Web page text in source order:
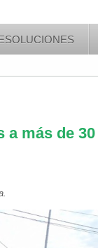
a más de 30